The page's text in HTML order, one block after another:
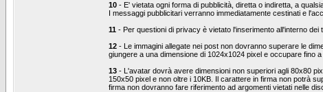
10 - E' vietata ogni forma di pubblicità, diretta o indiretta, a
I messaggi pubblicitari verranno immediatamente cestinati e
11 - Per questioni di privacy è vietato l'inserimento all'interno
12 - Le immagini allegate nei post non dovranno superare le
giungere a una dimensione di 1024x1024 pixel e occupare fino a
13 - L'avatar dovrà avere dimensioni non superiori agli 80x80
150x50 pixel e non oltre i 10KB. Il carattere in firma non potrà
firma non dovranno fare riferimento ad argomenti vietati nelle